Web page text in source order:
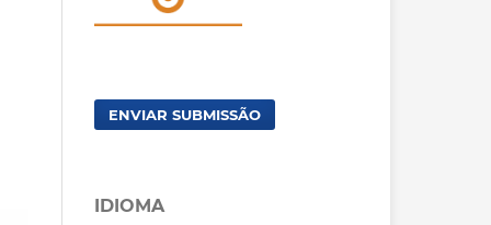
ENVIAR SUBMISSÃO
IDIOMA